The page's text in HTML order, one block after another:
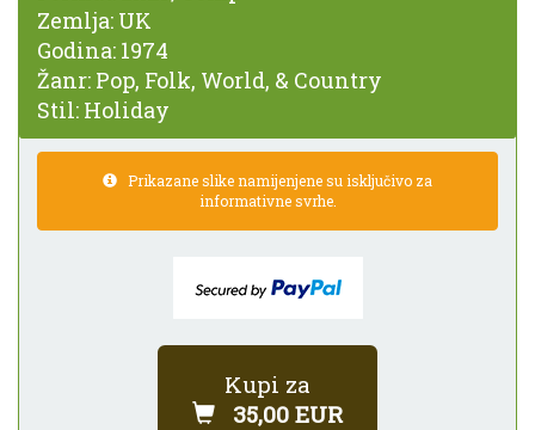
Zemlja: UK
Godina: 1974
Žanr: Pop, Folk, World, & Country
Stil: Holiday
Prikazane slike namijenjene su isključivo za
informativne svrhe.
Kupi za
35,00 EUR